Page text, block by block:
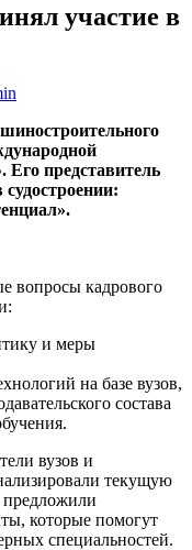
участие в
Его представитель
вопросы кадрового
и меры
на базе вузов,
состава
вузов и
текущую
которые помогут
специальностей.